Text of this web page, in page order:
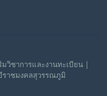
วิชาการและงานทะเบียน |
ราชมงคลสุวรรณภูมิ